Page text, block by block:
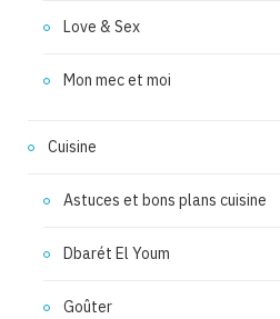
Love & Sex
Mon mec et moi
Cuisine
Astuces et bons plans cuisine
Dbarét El Youm
Goûter